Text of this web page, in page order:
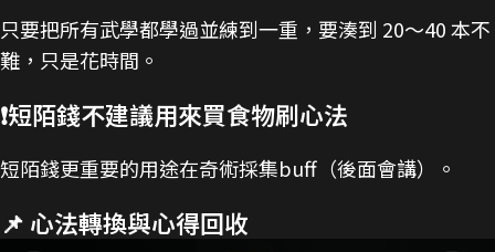
只要把所有武學都學過並練到一重，要湊到 20～40 本不
難，只是花時間。
❗短陌錢不建議用來買食物刷心法
短陌錢更重要的用途在奇術採集buff（後面會講）。
📌 心法轉換與心得回收